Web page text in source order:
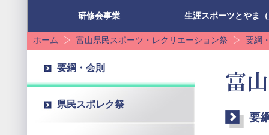
研修会事業 生涯スポーツとやま
ホーム 富山県民スポーツ・レクリエーション祭 要綱
要
要綱・会則
県民スポレク祭